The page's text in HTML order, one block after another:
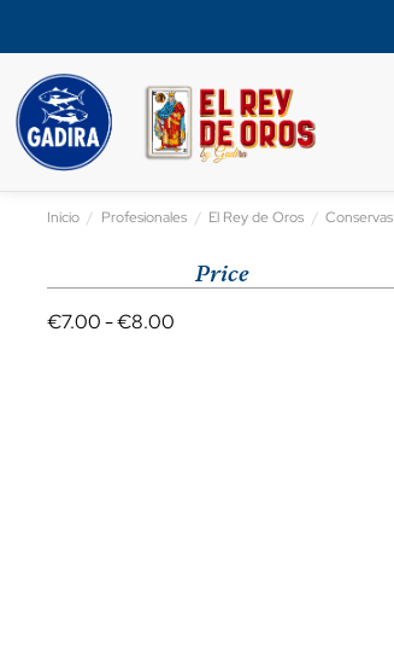
Inicio Profesionales El Rey de Oros Conservas
Price
€7.00 - €8.00